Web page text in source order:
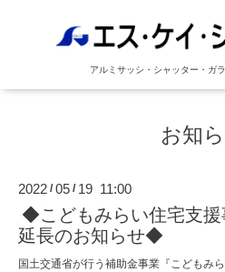
アルミサッシ・シャッター・ガ
お知
2022 /05 / 19 11:00
◆こどもみらい住宅支援
延長のお知らせ◆
国土交通省が行う補助金事業『こどもみ